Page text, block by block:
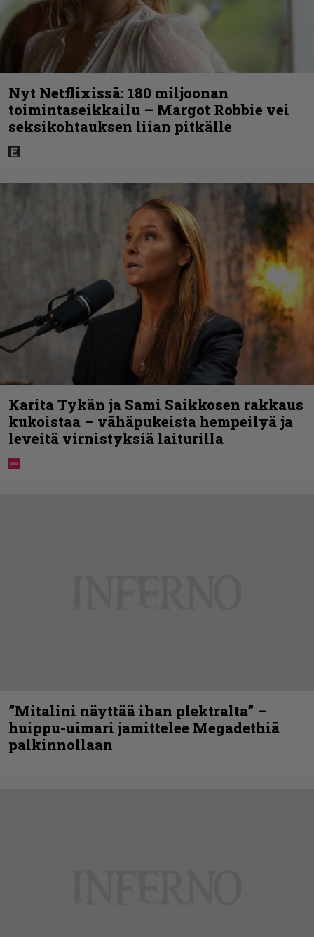
Nyt Netflixissä: 180 miljoonan
toimintaseikkailu – Margot Robbie vei
seksikohtauksen liian pitkälle
Karita Tykän ja Sami Saikkosen rakkaus
kukoistaa – vähäpukeista hempeilyä ja
leveitä virnistyksiä laiturilla
”Mitalini näyttää ihan plektralta” –
huippu-uimari jamittelee Megadethiä
palkinnollaan